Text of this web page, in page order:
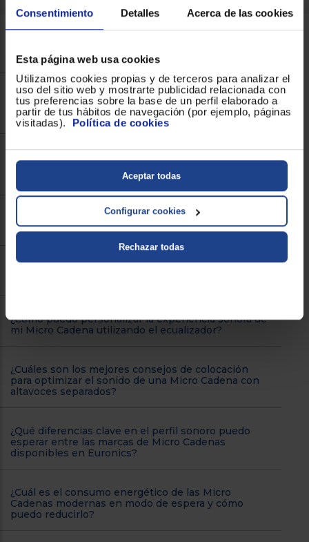
Consentimiento Detalles Acerca de las cookies
Esta página web usa cookies
Utilizamos cookies propias y de terceros para analizar el
uso del sitio web y mostrarte publicidad relacionada con
tus preferencias sobre la base de un perfil elaborado a
partir de tus hábitos de navegación (por ejemplo, páginas
visitadas). Política de cookies
Aceptar todas
Configurar cookies
Rechazar todas
¿Están las Micro Cadenas de Euronics preparadas
Assistant?
Si busco instalar una Micro Cadena en la cocina o
en una oficina, ¿debo fijarme en alguna
característica especial?
(medida en ohmios) al Comprar Micro cadenas en
¿Qué garantía estándar ofrece Euronics para las
Micro Cadenas y qué incluye el soporte postventa?
¿Cómo puedo personalizar la experiencia sonora de
mi Micro Cadena utilizando el ecualizador?
¿Cuáles son los mejores consejos de colocación
para optimizar el sonido de una Micro Cadena con
altavoces separados?
¿Qué diferencias clave en el perfil sonoro puedo
esperar entre las marcas de Micro Cadenas
disponibles en Euronics?
¿Cuál es el consumo energético de las Micro
Cadenas modernas en modo de espera y cómo
puedo reducirlo?